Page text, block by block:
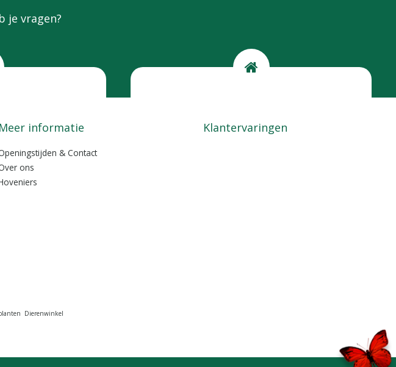
je vragen?
Locatie
Meer informatie
& Contact
ons
Klantervaringen
Dierenwinkel